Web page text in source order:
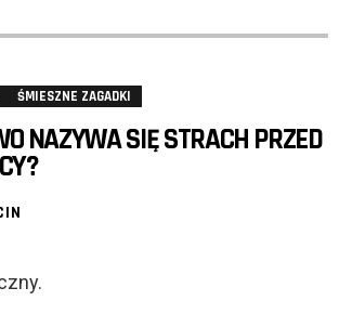
ŚMIESZNE ZAGADKI
NAZYWA SIĘ STRACH PRZED